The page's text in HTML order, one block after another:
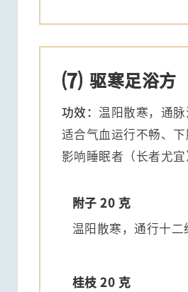
⑺ 驱寒足浴方
功效： 温阳散寒，通
适合气血运行不畅、
影响睡眠者（长者尤宜
附子 20 克
温阳散寒，通行十二
桂枝 20 克